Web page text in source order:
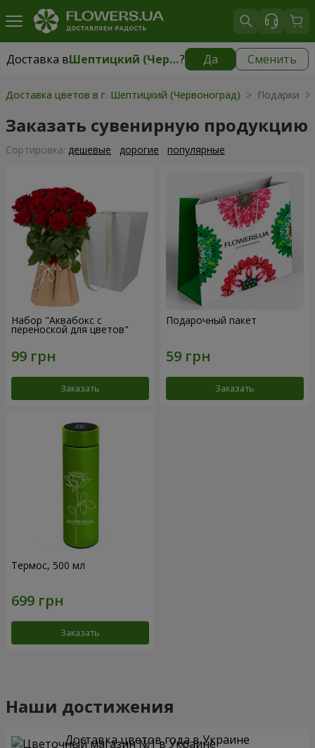
Доставка в Шептицкий (Червоноград)? Да Сменить
Доставка вШептицкий (Червоноград) 1710 грн
Доставка цветов в г. Шептицкий (Червоноград) > Подарки >
Заказать сувенирную продукцию
Cортировка: дешевые дорогие популярные
Набор "Аквабокс с
переноской для цветов"
Заказать
Подарочный пакет
Заказать
Термос, 500 мл
Заказать
Наши достижения
Доставка цветов года в Украине